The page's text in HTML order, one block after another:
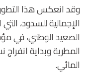
وقد انعكس هذا
الصعيد الوطني، في
المطرية وبداية
المائي.